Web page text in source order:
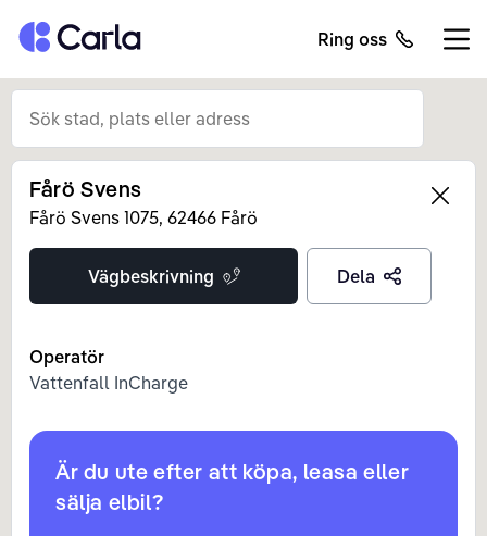
Tillbaka till startsidan Ring oss
Left
Fårö Svens
Fårö Svens 1075, 62466 Fårö
Vägbeskrivning Dela
Operatör
Vattenfall InCharge
Är du ute efter att köpa, leasa eller
sälja elbil?